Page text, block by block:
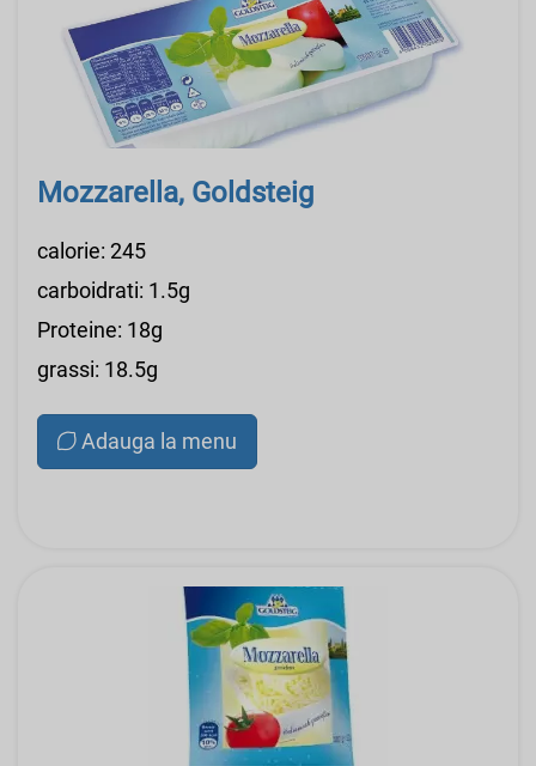
Mozzarella, Goldsteig
calorie: 245
carboidrati: 1.5g
Proteine: 18g
grassi: 18.5g
Adauga la menu